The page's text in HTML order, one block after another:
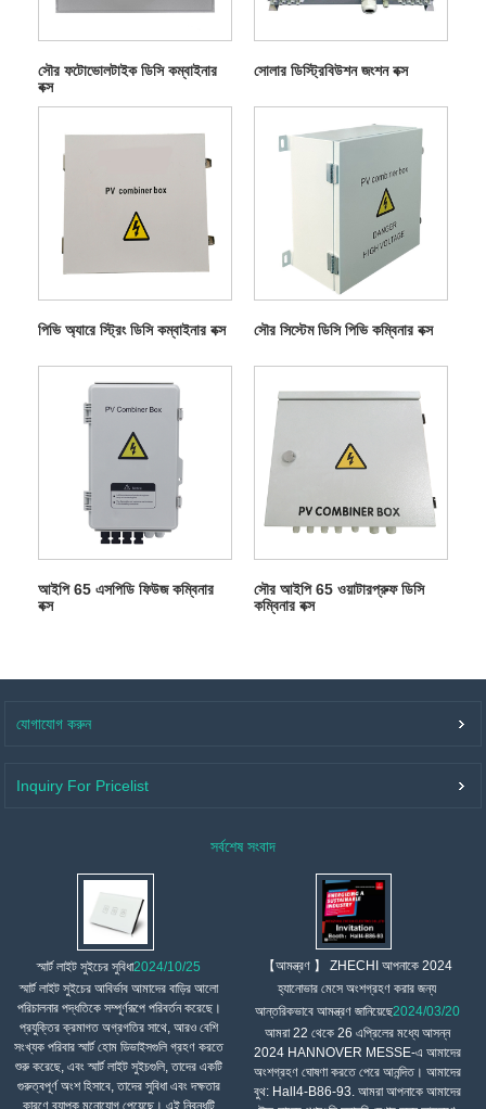
সৌর ফটোভোলটাইক ডিসি কম্বাইনার
বক্স
সোলার ডিস্ট্রিবিউশন জংশন বক্স
পিভি অ্যারে স্ট্রিং ডিসি কম্বাইনার বক্স সৌর সিস্টেম ডিসি পিভি কম্বিনার বক্স
আইপি 65 এসপিডি ফিউজ কম্বিনার
বক্স
সৌর আইপি 65 ওয়াটারপ্রুফ ডিসি
কম্বিনার বক্স
যোগাযোগ করুন
Inquiry For Pricelist
সর্বশেষ সংবাদ
স্মার্ট লাইট সুইচের সুবিধা2024/10/25
স্মার্ট লাইট সুইচের আবির্ভাব আমাদের বাড়ির আলো
পরিচালনার পদ্ধতিকে সম্পূর্ণরূপে পরিবর্তন করেছে।
প্রযুক্তির ক্রমাগত অগ্রগতির সাথে, আরও বেশি
সংখ্যক পরিবার স্মার্ট হোম ডিভাইসগুলি গ্রহণ করতে
শুরু করেছে, এবং স্মার্ট লাইট সুইচগুলি, তাদের একটি
গুরুত্বপূর্ণ অংশ হিসাবে, তাদের সুবিধা এবং দক্ষতার
কারণে ব্যাপক মনোযোগ পেয়েছে। এই নিবন্ধটি
【আমন্ত্রণ 】 ZHECHI আপনাকে 2024
হ্যানোভার মেসে অংশগ্রহণ করার জন্য
আন্তরিকভাবে আমন্ত্রণ জানিয়েছে2024/03/20
আমরা 22 থেকে 26 এপ্রিলের মধ্যে আসন্ন
2024 HANNOVER MESSE-এ আমাদের
অংশগ্রহণ ঘোষণা করতে পেরে আনন্দিত। আমাদের
বুথ: Hall4-B86-93. আমরা আপনাকে আমাদের